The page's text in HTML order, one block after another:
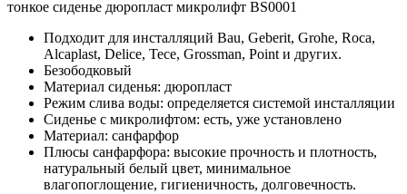
тонкое сиденье дюропласт микролифт BS0001
Подходит для инсталляций Bau, Geberit, Grohe, Roca,
Alcaplast, Delice, Tece, Grossman, Point и других.
Безободковый
Материал сиденья: дюропласт
Режим слива воды: определяется системой инсталляции
Сиденье с микролифтом: есть, уже установлено
Материал: санфарфор
Плюсы санфарфора: высокие прочность и плотность,
натуральный белый цвет, минимальное
влагопоглощение, гигиеничность, долговечность.